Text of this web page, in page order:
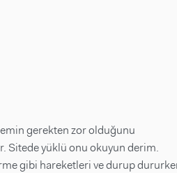
gerekten zor olduğunu
Sitede yüklü onu okuyun derim.
gibi hareketleri ve durup